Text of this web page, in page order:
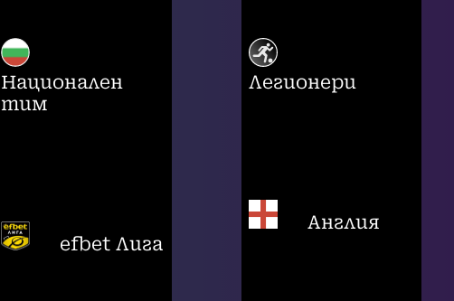
Национален
тим
efbet Лига
Легионери
Англия